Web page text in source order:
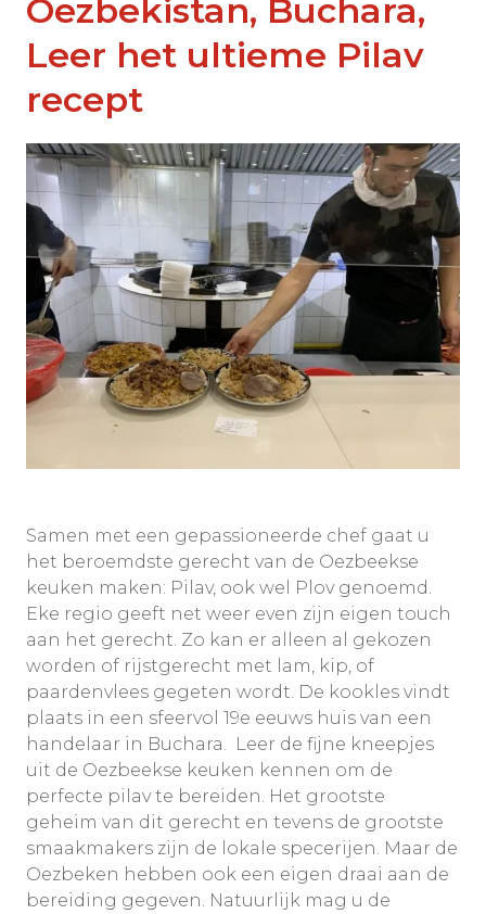
Oezbekistan, Buchara,
Leer het ultieme Pilav
recept
Samen met een gepassioneerde chef gaat u
het beroemdste gerecht van de Oezbeekse
keuken maken: Pilav, ook wel Plov genoemd.
Eke regio geeft net weer even zijn eigen touch
aan het gerecht. Zo kan er alleen al gekozen
worden of rijstgerecht met lam, kip, of
paardenvlees gegeten wordt. De kookles vindt
plaats in een sfeervol 19e eeuws huis van een
handelaar in Buchara. Leer de fijne kneepjes
uit de Oezbeekse keuken kennen om de
perfecte pilav te bereiden. Het grootste
geheim van dit gerecht en tevens de grootste
smaakmakers zijn de lokale specerijen. Maar de
Oezbeken hebben ook een eigen draai aan de
bereiding gegeven. Natuurlijk mag u de